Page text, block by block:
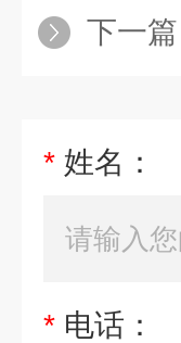
下一篇
* 姓名：
* 电话：